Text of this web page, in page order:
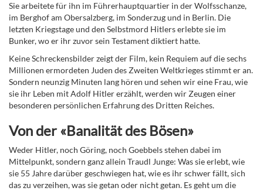
Sie arbeitete für ihn im Führerhauptquartier in der Wolfsschanze,
im Berghof am Obersalzberg, im Sonderzug und in Berlin. Die
letzten Kriegstage und den Selbstmord Hitlers erlebte sie im
Bunker, wo er ihr zuvor sein Testament diktiert hatte.
Keine Schreckensbilder zeigt der Film, kein Requiem auf die sechs
Millionen ermordeten Juden des Zweiten Weltkrieges stimmt er an.
Sondern neunzig Minuten lang hören und sehen wir eine Frau, wie
sie ihr Leben mit Adolf Hitler erzählt, werden wir Zeugen einer
besonderen persönlichen Erfahrung des Dritten Reiches.
Von der «Banalität des Bösen»
Weder Hitler, noch Göring, noch Goebbels stehen dabei im
Mittelpunkt, sondern ganz allein Traudl Junge: Was sie erlebt, wie
sie 55 Jahre darüber geschwiegen hat, wie es ihr schwer fällt, sich
das zu verzeihen, was sie getan oder nicht getan. Es geht um die